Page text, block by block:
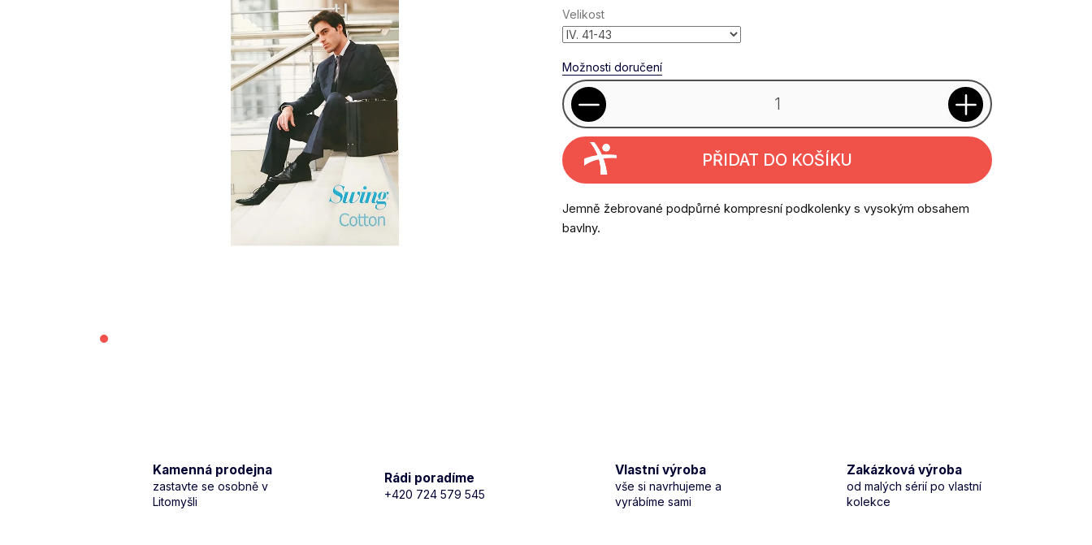
Velikost
Možnosti doručení
PŘIDAT DO KOŠÍKU
Jemně žebrované podpůrné kompresní podkolenky s vysokým obsahem
bavlny.
Kamenná prodejna
zastavte se osobně v
Litomyšli
Rádi poradíme
+420 724 579 545
Vlastní výroba
vše si navrhujeme a
vyrábíme sami
Zakázková výroba
od malých sérií po vlastní
kolekce